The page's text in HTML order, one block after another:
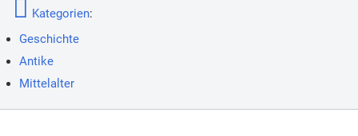
Kategorien:
Geschichte
Antike
Mittelalter